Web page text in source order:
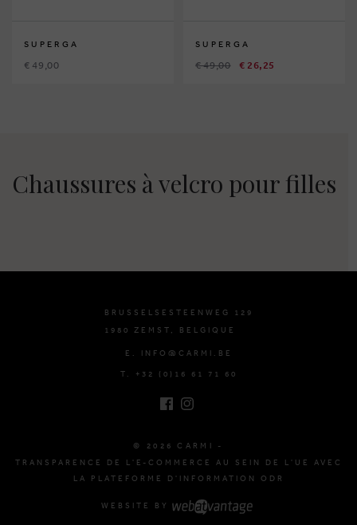
SUPERGA
€ 49,00
SUPERGA
€ 49,00 € 26,25
Chaussures à velcro pour filles
BRUSSELSESTEENWEG 129
1980 ZEMST, BELGIQUE
E. INFO@CARMI.BE
T. +32 (0)16 61 71 60
© 2026 CARMI -
TRANSPARENCE DE L'E-COMMERCE AU SEIN DE L'UE AVEC
LA PLATEFORME D'INFORMATION ODR
WEBSITE BY